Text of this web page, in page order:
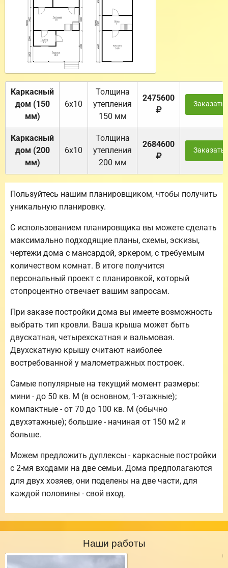
Каркасный
дом (150
мм)
6х10
Толщина
утепления
150 мм
2475600
Заказать
Каркасный
дом (200
мм)
6х10
Толщина
утепления
200 мм
2684600
Заказать
Пользуйтесь нашим планировщиком, чтобы получить
уникальную планировку.
С использованием планировщика вы можете сделать
максимально подходящие планы, схемы, эскизы,
чертежи дома с мансардой, эркером, с требуемым
количеством комнат. В итоге получится
персональный проект с планировкой, который
стопроцентно отвечает вашим запросам.
При заказе постройки дома вы имеете возможность
выбрать тип кровли. Ваша крыша может быть
двускатная, четырехскатная и вальмовая.
Двухскатную крышу считают наиболее
востребованной у малометражных построек.
Самые популярные на текущий момент размеры:
мини - до 50 кв. М (в основном, 1-этажные);
компактные - от 70 до 100 кв. М (обычно
двухэтажные); большие - начиная от 150 м2 и
больше.
Можем предложить дуплексы - каркасные постройки
с 2-мя входами на две семьи. Дома предполагаются
для двух хозяев, они поделены на две части, для
каждой половины - свой вход.
Наши работы